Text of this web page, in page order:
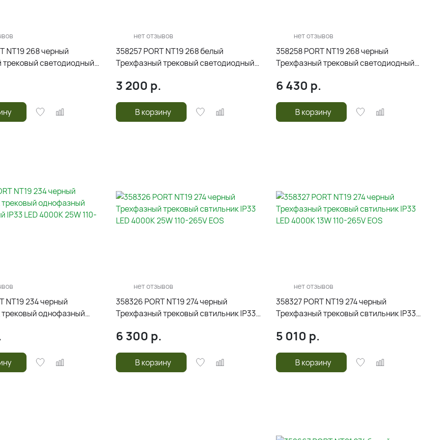
NT19 268 черный
светодиодный
нет отзывов
358257 PORT NT19 268 белый
Трехфазный трековый светодиодный
HELIX
3 200 р.
В корзину
нет отзывов
358258 PORT NT19 268 черный
Трехфазный трековый светодиодный
HELIX
6 430 р.
В корзину
NT19 234 черный
однофазный
нет отзывов
358326 PORT NT19 274 черный
Трехфазный трековый свтильник IP33
6 300 р.
В корзину
нет отзывов
358327 PORT NT19 274 черный
Трехфазный трековый свтильник IP33
5 010 р.
В корзину